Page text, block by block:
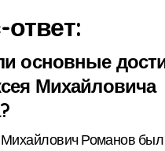
основные
Михайловича
Романов был